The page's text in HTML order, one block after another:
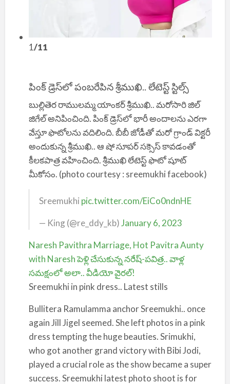
1/11
పింక్ డ్రెస్‌లో పంబరేపిన శ్రీముఖి.. లేటెస్ట్ స్టిల్స్
బుల్లితెర రాములమ్మ యాంకర్ శ్రీముఖి.. మరోసారి జిల్
జిగేల్ అనిపించింది. పింక్ డ్రెస్‌లో భారీ అందాలను ఎరగా
వేస్తూ ఫొటోలను వదిలింది. బీబీ జోడీతో మరో గ్రాండ్ విక్టరీ
అందుకున్న శ్రీముఖి.. ఆ షో సూపర్ సక్సెస్ కావడంతో
కీలకపాత్ర వహించింది. శ్రీముఖి లేటెస్ట్ ఫొటో షూట్
మీకోసం. (photo courtesy : sreemukhi facebook)
Sreemukhi pic.twitter.com/EiCo0ndnHE
— King (@re_ddy_kb)January 6, 2023
Naresh Pavithra Marriage, Hot Pavitra Aunty
with Naresh పెళ్లి చేసుకున్న నరేష్-పవిత్ర.. వాళ్ల
సమక్షంలో అలా.. వీడియో వైరల్!
Sreemukhi in pink dress.. Latest stills
Bullitera Ramulamma anchor Sreemukhi.. once
again Jill Jigel seemed. She left photos in a pink
dress tempting the huge beauties. Srimukhi,
who got another grand victory with Bibi Jodi,
played a crucial role as the show became a super
success. Sreemukhi latest photo shoot is for